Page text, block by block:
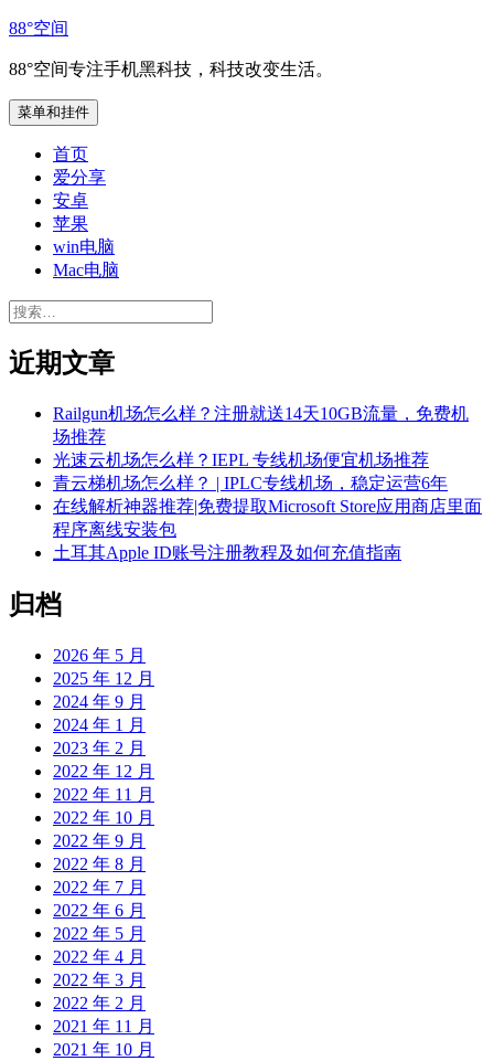
跳
内
容
88°空间
88°空间专注手机黑科技，科技改变生活。
菜单和挂件
首页
爱分享
安卓
苹果
win电脑
Mac电脑
搜
近期文章
Railgun机场怎么样？注册就送14天10GB流量，免费机
场推荐
光速云机场怎么样？IEPL 专线机场便宜机场推荐
青云梯机场怎么样？ | IPLC专线机场，稳定运营6年
在线解析神器推荐|免费提取Microsoft Store应用商店里面
程序离线安装包
土耳其Apple ID账号注册教程及如何充值指南
归档
2026 年 5 月
2025 年 12 月
2024 年 9 月
2024 年 1 月
2023 年 2 月
2022 年 12 月
2022 年 11 月
2022 年 10 月
2022 年 9 月
2022 年 8 月
2022 年 7 月
2022 年 6 月
2022 年 5 月
2022 年 4 月
2022 年 3 月
2022 年 2 月
2021 年 11 月
2021 年 10 月